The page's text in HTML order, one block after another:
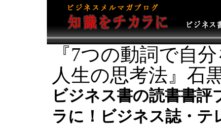
『7つの動詞で自
人生の思考法』石
ビジネス書の読書書
ラに！ビジネス誌・テ